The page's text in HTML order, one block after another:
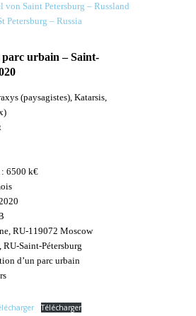
von Saint Petersburg – Russland
Petersburg – Russia
urbain – Saint-
(paysagistes), Katarsis,
6500 k€
RU-119072 Moscow
Saint-Pétersburg
d’un parc urbain
Télécharger